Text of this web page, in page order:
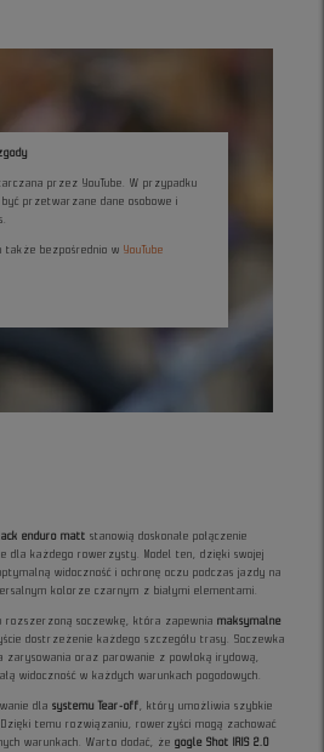
przez YouTube. W przypadku
przetwarzane dane osobowe i
także bezpośrednio w YouTube
enduro matt stanowią doskonałe połączenie
dla każdego rowerzysty. Model ten, dzięki swojej
widoczność i ochronę oczu podczas jazdy na
kolorze czarnym z białymi elementami.
rozszerzoną soczewkę, która zapewniamaksymalne
dostrzeżenie każdego szczegółu trasy. Soczewka
oraz parowanie z powłoką irydową,
widoczność w każdych warunkach pogodowych.
dlasystemu Tear-off
, który umożliwia szybkie
temu rozwiązaniu, rowerzyści mogą zachować
warunkach. Warto dodać, żegogle Shot IRIS 2.0